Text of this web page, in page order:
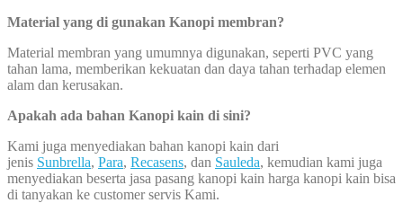
Material yang di gunakan Kanopi membran?
Material membran yang umumnya digunakan, seperti PVC yang
tahan lama, memberikan kekuatan dan daya tahan terhadap elemen
alam dan kerusakan.
Apakah ada bahan Kanopi kain di sini?
Kami juga menyediakan bahan kanopi kain dari
jenis Sunbrella, Para, Recasens, dan Sauleda, kemudian kami juga
menyediakan beserta jasa pasang kanopi kain harga kanopi kain bisa
di tanyakan ke customer servis Kami.